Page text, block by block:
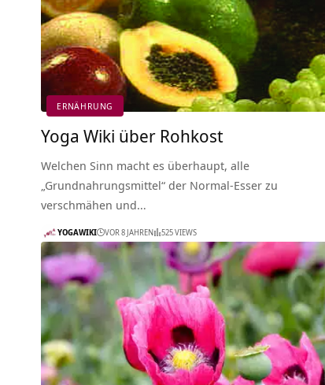
ERNÄHRUNG
Yoga Wiki über Rohkost
Welchen Sinn macht es überhaupt, alle
„Grundnahrungsmittel“ der Normal-Esser zu
verschmähen und…
YOGAWIKI VOR 8 JAHREN 525 VIEWS